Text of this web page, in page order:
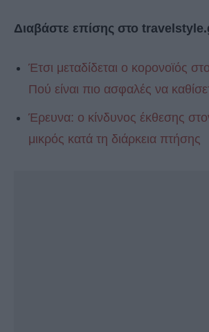
Διαβάστε επίσης στο
Έτσι μεταδίδεται ο κορονοϊός
Πού είναι πιο ασφαλές να
Έρευνα: ο κίνδυνος έκθεσης
μικρός κατά τη διάρκεια πτήσης